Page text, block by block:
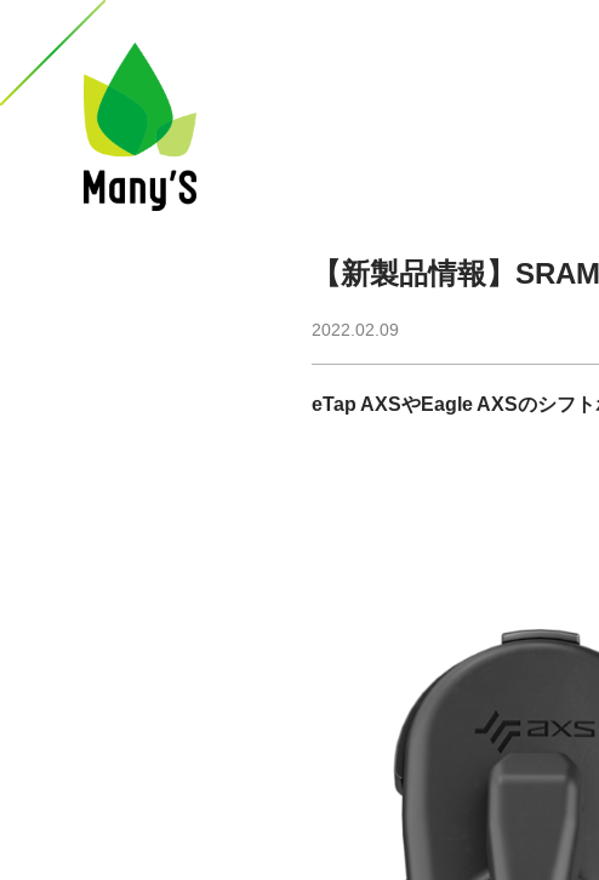
【新製品情報】
2022.02.09
eTap AXSやEagle AXSのシフ